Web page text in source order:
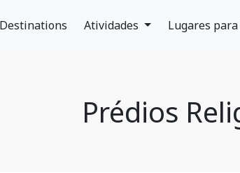
Destinations Atividades Lugares
Prédios